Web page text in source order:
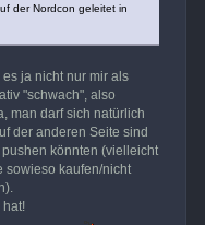
der Nordcon geleitet in
ja nicht nur mir als
"schwach", also
man darf sich natürlich
der anderen Seite sind
könnten (vielleicht
sowieso kaufen/nicht
hat!